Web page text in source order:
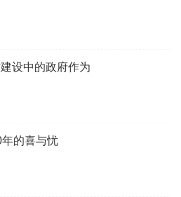
。第三，我们已经收集到的不
表》，内容是有变化的，
登记表》的价值：一是《阶级
的资料，它在当时是决定一个
设中的政府作为
的喜与忧